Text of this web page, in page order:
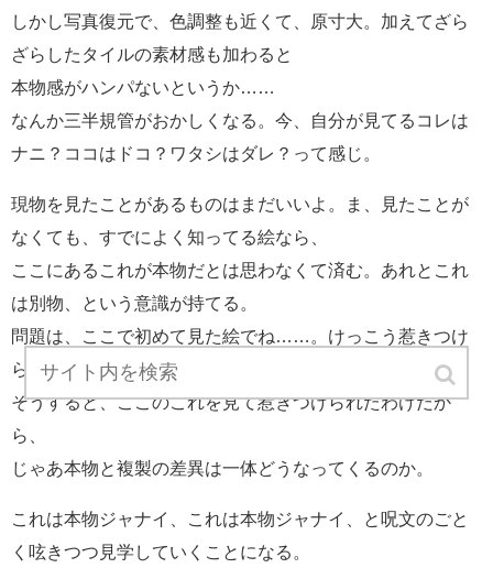
しかし写真復元で、色調整も近くて、原寸大。加えてざら
ざらしたタイルの素材感も加わると
本物感がハンパないというか……
なんか三半規管がおかしくなる。今、自分が見てるコレは
ナニ？ココはドコ？ワタシはダレ？って感じ。
現物を見たことがあるものはまだいいよ。ま、見たことが
なくても、すでによく知ってる絵なら、
ここにあるこれが本物だとは思わなくて済む。あれとこれ
は別物、という意識が持てる。
問題は、ここで初めて見た絵でね……。けっこう惹きつけ
られる絵が多かった。
そうすると、ここのこれを見て惹きつけられたわけだか
ら、
じゃあ本物と複製の差異は一体どうなってくるのか。
これは本物ジャナイ、これは本物ジャナイ、と呪文のごと
く呟きつつ見学していくことになる。